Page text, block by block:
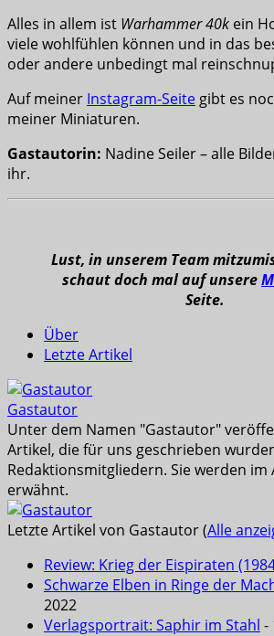
Alles in allem ist Warhammer 40k ein
viele wohlfühlen können und in das
oder andere unbedingt mal
Auf meiner Instagram-Seite gibt es
meiner Miniaturen.
Gastautorin: Nadine Seiler – alle
ihr.
Lust, in unserem Team
schaut doch mal auf unsere
Seite.
Über
Letzte Artikel
Gastautor
Unter dem Namen "Gastautor"
Artikel, die für uns geschrieben
Redaktionsmitgliedern. Sie werden
erwähnt.
Letzte Artikel von Gastautor(Alle
Review: Krieg der Eispiraten
Schwarze Elben in Ringe der
2022
Verlagsportrait: Saphir im Stahl -